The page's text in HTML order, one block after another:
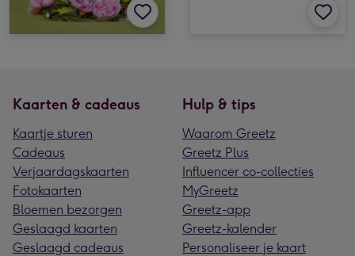
Kaarten & cadeaus
Kaartje sturen
Cadeaus
Verjaardagskaarten
Fotokaarten
Bloemen bezorgen
Geslaagd kaarten
Geslaagd cadeaus
Hulp & tips
Waarom Greetz
Greetz Plus
Influencer co-collecties
MyGreetz
Greetz-app
Greetz-kalender
Personaliseer je kaart